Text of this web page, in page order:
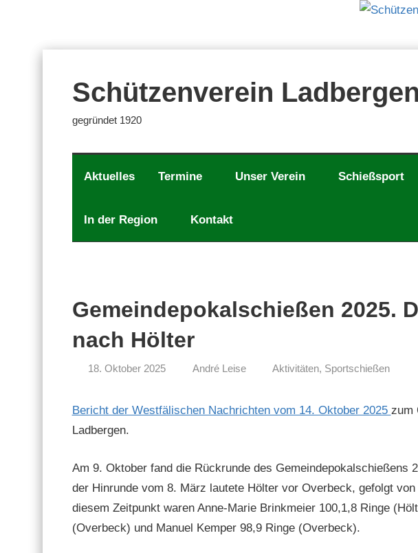
Schützenverein
gegründet 1920
Aktuelles Termine Unser Verein Schießsport
In der Region Kontakt
Gemeindepokalschießen 2025.
nach Hölter
18. Oktober 2025 André Leise Aktivitäten, Sportschießen
Bericht der West­fälis­chen Nachricht­en vom 14. Okto­ber 2025 zum
Ladbergen.
Am 9. Okto­ber fand die Rück­runde des Gemein­de­pokalschießens
der Hin­runde vom 8. März lautete Höl­ter vor Over­beck, gefol­gt
diesem Zeit­punkt waren Anne-Marie Brinkmeier 100,1,8 Ringe
(Over­beck) und Manuel Kem­per 98,9 Ringe (Over­beck).